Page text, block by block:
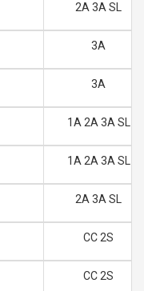
2A 3A SL
3A
3A
1A 2A 3A SL
1A 2A 3A SL
2A 3A SL
CC 2S
CC 2S